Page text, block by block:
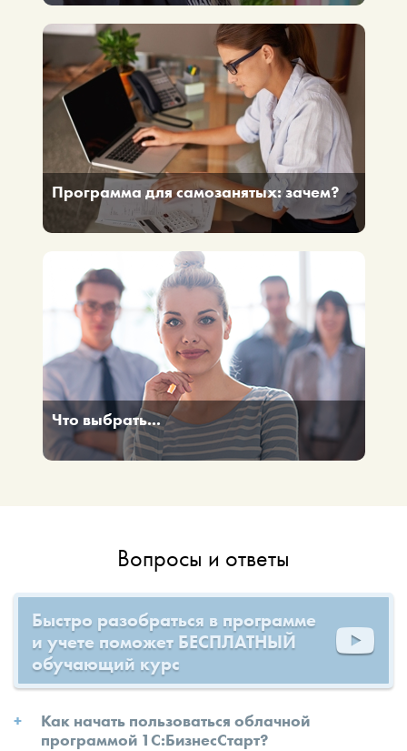
Малые предприятия охотно переходят на
упрощенную систему налогообложения, вести
учет выручки и расходов микропредприятиям так
гораздо легче.
Программа для самозанятых: зачем?
Новый режим налогообложения – налог на
профессиональный доход.
Что выбрать...
Что выбрать...
Вопросы и ответы
Быстро разобраться в программе
и учете поможет БЕСПЛАТНЫЙ
обучающий курс
Как начать пользоваться облачной
программой 1С:БизнесСтарт?